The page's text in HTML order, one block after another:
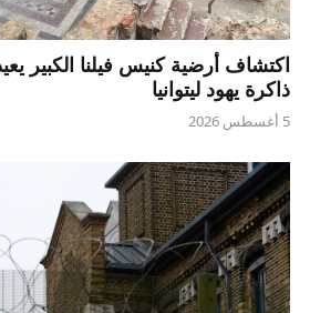
اكتشاف أرضية كنيس فيلنا الكبير
ذاكرة يهود ليتوانيا
5 أغسطس 2026